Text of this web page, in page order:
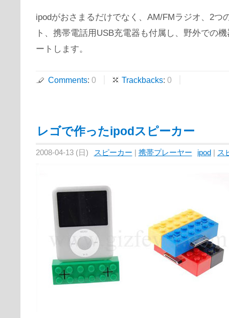
ipodがおさまるだけでなく、AM/FMラジオ、2つ
ト、携帯電話用USB充電器も付属し、野外での
ートします。
Comments: 0 Trackbacks: 0
レゴで作ったipodスピーカー
2008-04-13 (日) スピーカー 携帯プレーヤー ipod ス